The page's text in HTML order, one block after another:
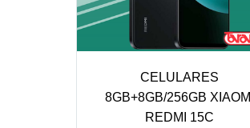
CELULARES
8GB+8GB/256GB XIAOMI
REDMI 15C